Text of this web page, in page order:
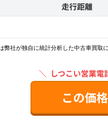
走行距離
弊社が独自に統計分析した中古車買取
＼ しつこい営業電
この価